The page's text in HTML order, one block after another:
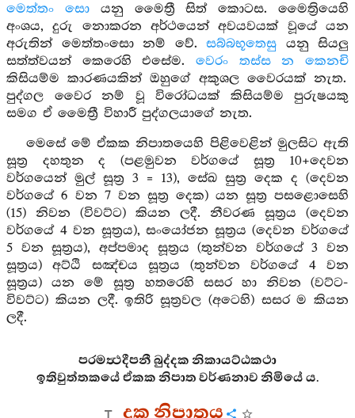
මෙත්තං සොයනු මෛත්‍රී සිත් කොටස. මෛත්‍රියෙහි
අංශය, දුරු නොකරන අර්ථයෙන් අවයවයක් වූයේ යන
අරුතින් මෙත්තංසො නම් වේ. සබ්බභූතෙසු යනු සියලු
සත්ත්වයන් කෙරෙහි එසේම. වෙරං තස්ස න කෙනචි
කිසියම්ම කාරණයකින් ඔහුගේ අකුශල වෛරයක් නැත.
පුද්ගල වෛර නම් වූ විරෝධයක් කිසියම්ම පුරුෂයකු
සමග ඒ මෛත්‍රී විහාරී පුද්ගලයාගේ නැත.
මෙසේ මේ ඒකක නිපාතයෙහි පිළිවෙළින් මුලසිට ඇති
සූත්‍ර දහතුන ද (පළමුවන වර්ගයේ සූත්‍ර 10+දෙවන
වර්ගයෙන් මුල් සූත්‍ර 3 = 13), සේඛ සුත්‍ර දෙක ද (දෙවන
වර්ගයේ 6 වන 7 වන සූත්‍ර දෙක) යන සූත්‍ර පසළොසෙහි
(15) නිවන (විවට්ට) කියන ලදී. නීවරණ සූත්‍රය (දෙවන
වර්ගයේ 4 වන සූත්‍රය), සංයෝජන සූත්‍රය (දෙවන වර්ගයේ
5 වන සූත්‍රය), අප්පමාද සූත්‍රය (තුන්වන වර්ගයේ 3 වන
සූත්‍රය) අට්ඨි සඤ්චය සූත්‍රය (තුන්වන වර්ගයේ 4 වන
සූත්‍රය) යන මේ සූත්‍ර හතරෙහි සසර හා නිවන (වට්ට-
විවට්ට) කියන ලදී. ඉතිරි සූත්‍රවල (අටෙහි) සසර ම කියන
ලදී.
පරමත්‍ථදීපනී බුද්දක නිකායට්ඨකථා
ඉතිවුත්තකයේ ඒකක නිපාත වර්ණනාව නිමියේ ය.
දුක නිපාතය